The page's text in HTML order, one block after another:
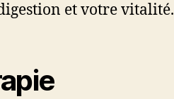
et votre vitalité.